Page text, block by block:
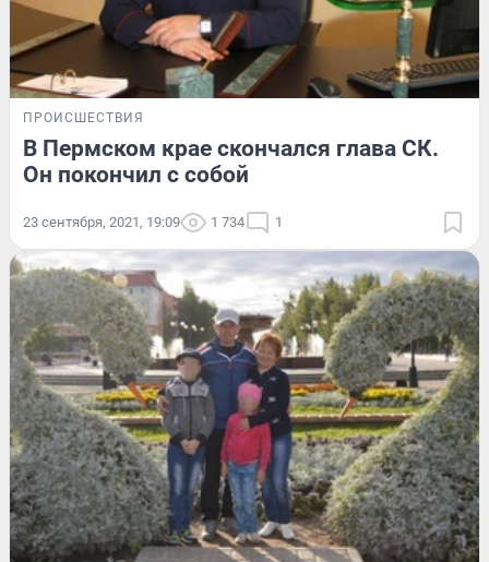
ПРОИСШЕСТВИЯ
В Пермском крае скончался глава СК.
Он покончил с собой
23 сентября, 2021, 19:09 1 734 1